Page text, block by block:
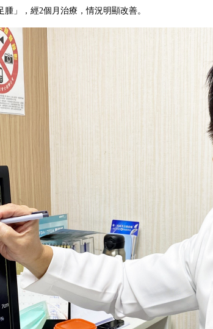
腫」，經2個月治療，情況明顯改善。